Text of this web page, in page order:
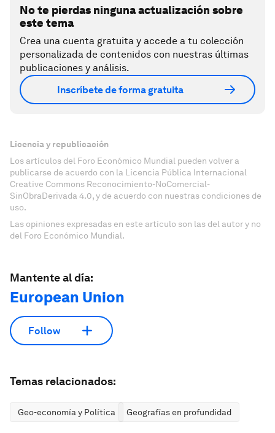
No te pierdas ninguna actualización sobre
este tema
Crea una cuenta gratuita y accede a tu colección
personalizada de contenidos con nuestras últimas
publicaciones y análisis.
Inscríbete de forma gratuita
Licencia y republicación
Los artículos del Foro Económico Mundial pueden volver a
publicarse de acuerdo con la Licencia Pública Internacional
Creative Commons Reconocimiento-NoComercial-
SinObraDerivada 4.0, y de acuerdo con nuestras condiciones de
uso.
Las opiniones expresadas en este artículo son las del autor y no
del Foro Económico Mundial.
Mantente al día:
European Union
Follow
Temas relacionados:
Geo-economía y Política Geografías en profundidad